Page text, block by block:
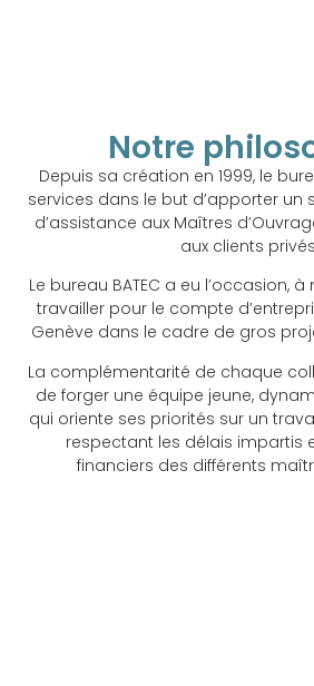
Notre
Depuis sa création en 1999, le
services dans le but d’apporter un
d’assistance aux Maîtres
aux clients
Le bureau BATEC a eu l’occasion,
travailler pour le compte
Genève dans le cadre de gros
La complémentarité de chaque
de forger une équipe jeune,
qui oriente ses priorités sur un
respectant les délais impartis
financiers des différents